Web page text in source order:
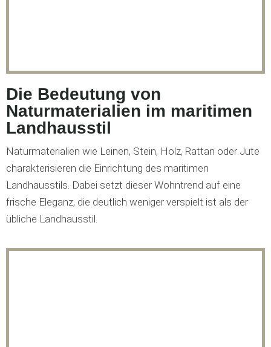
Die Bedeutung von
Naturmaterialien im maritimen
Landhausstil
Naturmaterialien wie Leinen, Stein, Holz, Rattan oder Jute
charakterisieren die Einrichtung des maritimen
Landhausstils. Dabei setzt dieser Wohntrend auf eine
frische Eleganz, die deutlich weniger verspielt ist als der
übliche Landhausstil.